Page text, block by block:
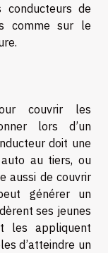
de
comme sur le
couvrir les
lors d’un
doit une
au tiers, ou
aussi de couvrir
générer un
ses jeunes
les appliquent
d’atteindre un